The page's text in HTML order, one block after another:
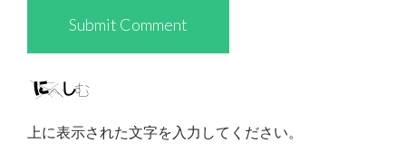
上に表示された文字を入力してください。